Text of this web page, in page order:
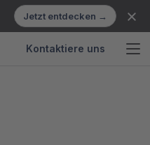
Jetzt entdecken →
Kontaktiere uns